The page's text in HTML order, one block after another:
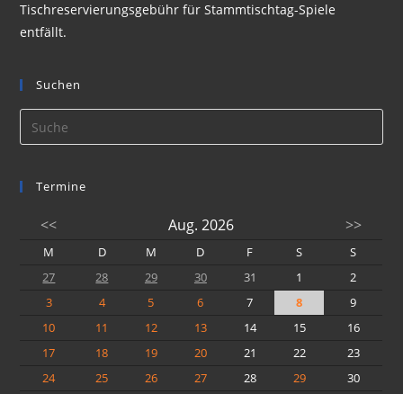
Tischreservierungsgebühr für Stammtischtag-Spiele
entfällt.
Suchen
Termine
<< Aug. 2026 >>
M D M D F S
S
27
28 29 30 31 1
2
3
4 5 6 7 8
9
10
11 12 13 14 15
16
17
18 19 20 21 22
23
24
25 26 27 28 29
30